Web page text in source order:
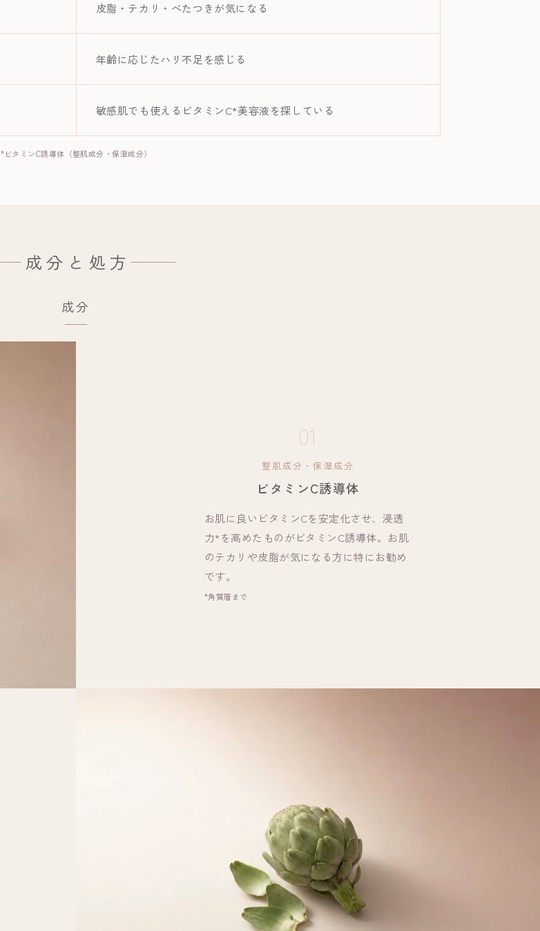
皮脂・テカリ・べたつきが気になる
年齢に応じたハリ不足を感じる
敏感肌でも使えるビタミンC*美容液を探している
*ビタミンC誘導体（整肌成分・保湿成分）
成分と処方
成分
01
整肌成分・保湿成分
ビタミンC誘導体
お肌に良いビタミンCを安定化させ、浸透
力*を高めたものがビタミンC誘導体。お肌
のテカリや皮脂が気になる方に特にお勧め
です。
*角質層まで